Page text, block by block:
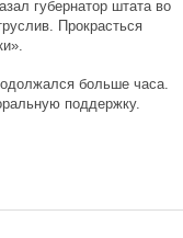
губернатор штата во
Прокрасться
больше часа.
поддержку.